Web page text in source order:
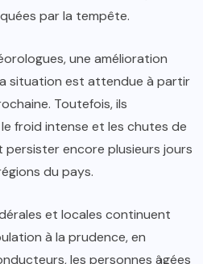
par la tempête.
une amélioration
situation est attendue à partir
Toutefois, ils
froid intense et les chutes de
persister encore plusieurs jours
du pays.
et locales continuent
à la prudence, en
les personnes âgées